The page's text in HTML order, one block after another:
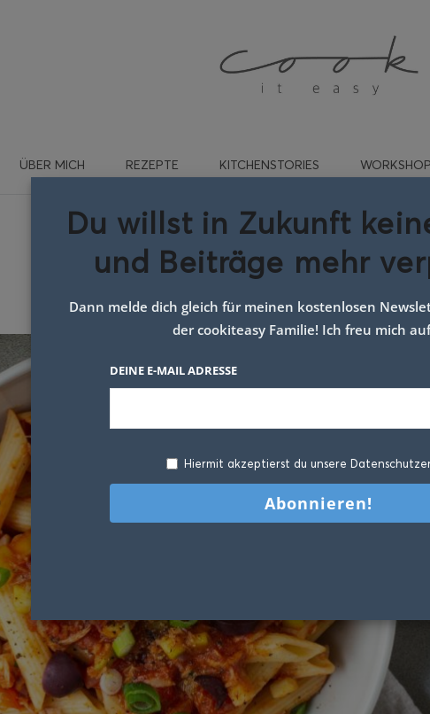
ÜBER MICH REZEPTE KITCHENSTORIES
Thunfisch Pasta
18. JUNI 2020
Du willst in Zukunft
und Beiträge mehr
Dann melde dich gleich für meinen kostenlosen
der cookiteasy Familie! Ich freu mich
DEINE E-MAIL ADRESSE
Hiermit akzeptierst du unsere